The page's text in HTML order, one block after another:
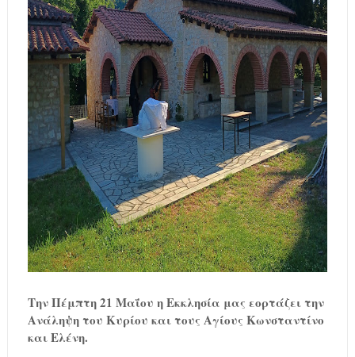
ΤηνΠέμπτη 21 Μαΐου η Εκκλησία μας εορτάζει την
Ανάληψη του Κυρίου και τους Αγίους Κωνσταντίνο
και Ελένη.